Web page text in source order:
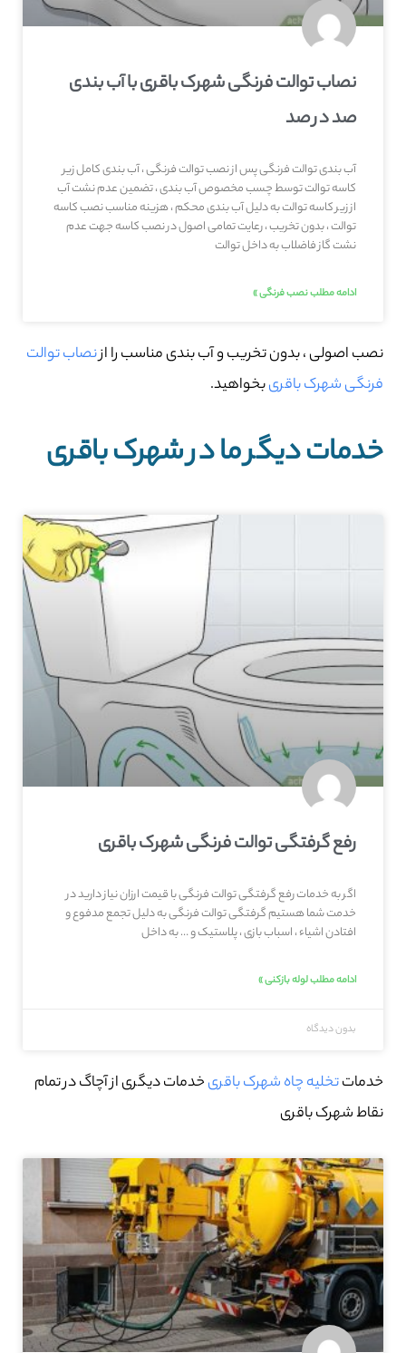
نصاب توالت فرنگی شهرک باقری با آب بندی
صد در صد
آب بندی توالت فرنگی پس از نصب توالت فرنگی ، آب بندی کامل زیر
کاسه توالت توسط چسب مخصوص آب بندی ، تضمین عدم نشت آب
از زیر کاسه توالت به دلیل آب بندی محکم ، هزینه مناسب نصب کاسه
توالت ، بدون تخریب ، رعایت تمامی اصول در نصب کاسه جهت عدم
نشت گاز فاضلاب به داخل توالت
ادامه مطلب نصب فرنگی »
نصب اصولی ، بدون تخریب و آب بندی مناسب را ازنصاب توالت
فرنگی شهرک باقریبخواهید.
خدمات دیگر ما در شهرک باقری
رفع گرفتگی توالت فرنگی شهرک باقری
اگر به خدمات رفع گرفتگی توالت فرنگی با قیمت ارزان نیاز دارید در
خدمت شما هستیم گرفتگی توالت فرنگی به دلیل تجمع مدفوع و
افتادن اشیاء ، اسباب بازی ، پلاستیک و … به داخل
ادامه مطلب لوله بازکنی »
بدون دیدگاه
خدماتتخلیه چاه شهرک باقریخدمات دیگری از آچاگ در تمام
نقاط شهرک باقری